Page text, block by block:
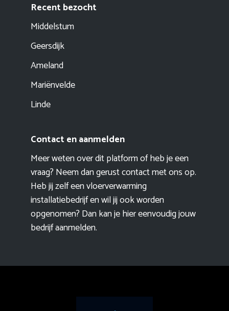
Recent bezocht
Middelstum
Geersdijk
Ameland
Mariënvelde
Linde
Contact en aanmelden
Meer weten over dit platform of heb je een
vraag? Neem dan gerust contact met ons op.
Heb jij zelf een vloerverwarming
installatiebedrijf en wil jij ook worden
opgenomen? Dan kan je hier eenvoudigjouw
bedrijf aanmelden.